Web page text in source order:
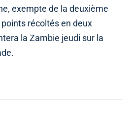
exempte de la deuxième
récoltés en deux
la Zambie jeudi sur la